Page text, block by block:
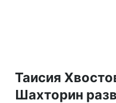
Таисия
Шахторин